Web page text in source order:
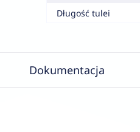
Długość tulei
Dokumentacja